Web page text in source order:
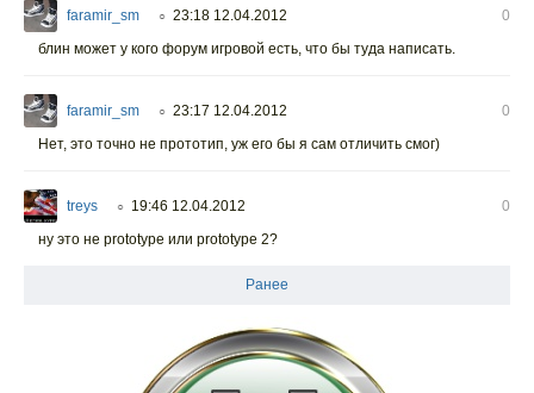
faramir_sm ○ 23:18 12.04.2012
0
блин может у кого форум игровой есть, что бы туда написать.
faramir_sm ○ 23:17 12.04.2012
0
Нет, это точно не прототип, уж его бы я сам отличить смог)
treys ○ 19:46 12.04.2012
0
ну это не prototype или prototype 2?
Ранее